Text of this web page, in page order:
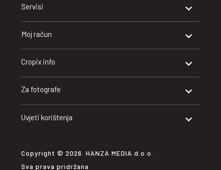
Servisi
Moj račun
Cropix info
Za fotografe
Uvjeti korištenja
Copyright © 2026. HANZA MEDIA d.o.o.
Sva prava pridržana